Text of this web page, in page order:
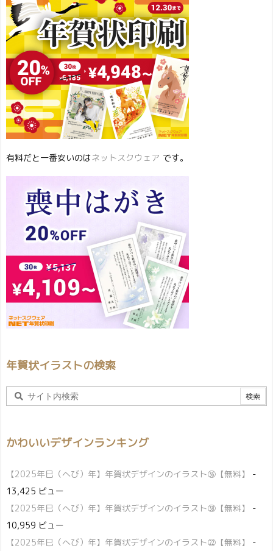
有料だと一番安いのはネットスクウェア です。
年賀状イラストの検索
かわいいデザインランキング
【2025年巳（へび）年】年賀状デザインのイラスト㊱【無料】
-
13,425 ビュー
【2025年巳（へび）年】年賀状デザインのイラスト㊳【無料】
-
10,959 ビュー
【2025年巳（へび）年】年賀状デザインのイラスト㉒【無料】
-